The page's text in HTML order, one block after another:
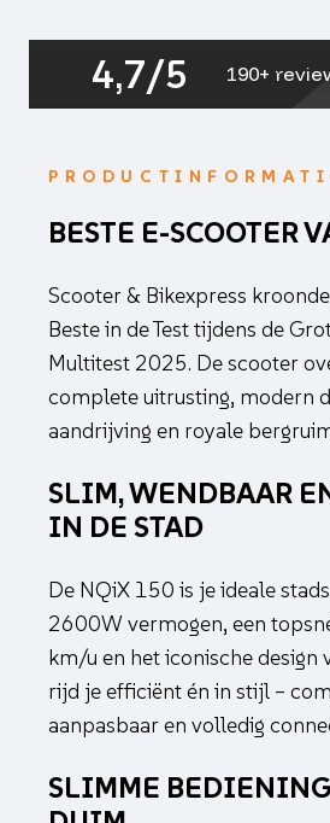
4,7/5 190+
BESTE E-SCOOTER
Scooter & Bikexpress
Beste in de Test tijdens de
Multitest 2025. De scooter
complete uitrusting, modern
aandrijving en royale
SLIM, WENDBAAR
IN DE STAD
De NQiX 150 is je ideale
2600W vermogen, een
km/u en het iconische design
rijd je efficiënt én in stijl –
aanpasbaar en volledig
SLIMME